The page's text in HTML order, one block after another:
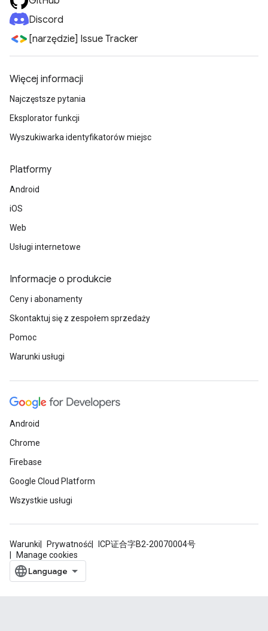
Discord
[narzędzie] Issue Tracker
Więcej informacji
Najczęstsze pytania
Eksplorator funkcji
Wyszukiwarka identyfikatorów miejsc
Platformy
Android
iOS
Web
Usługi internetowe
Informacje o produkcie
Ceny i abonamenty
Skontaktuj się z zespołem sprzedaży
Pomoc
Warunki usługi
Android
Chrome
Firebase
Google Cloud Platform
Wszystkie usługi
Warunki Prywatność
ICP证合字B2-20070004号
Manage cookies